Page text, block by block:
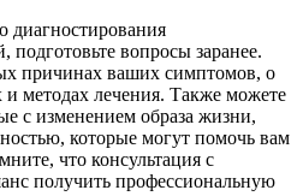
диагностирования
подготовьте вопросы заранее.
причинах ваших симптомов, о
и методах лечения. Также можете
с изменением образа жизни,
которые могут помочь вам
что консультация с
получить профессиональную